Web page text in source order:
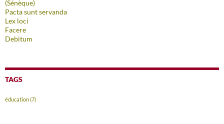
(Sénèque)
Pacta sunt servanda
Lex loci
Facere
Debitum
TAGS
éducation(7)